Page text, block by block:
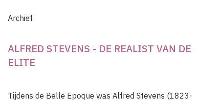
Archief
ALFRED STEVENS - DE REALIST VAN DE
ELITE
Tijdens de Belle Epoque was Alfred Stevens (1823-